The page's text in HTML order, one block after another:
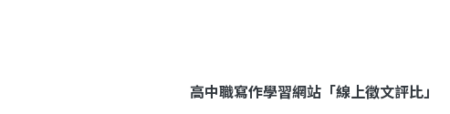
高中職寫作學習網站「線上徵文評比」